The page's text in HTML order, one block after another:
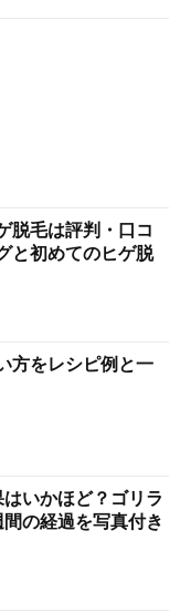
脱毛は評判・口コ
と初めてのヒゲ脱
方をレシピ例と一
いかほど？ゴリラ
の経過を写真付き